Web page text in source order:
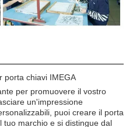
porta chiavi IMEGA
per promuovere il vostro
un'impressione
puoi creare il porta
marchio e si distingue dal